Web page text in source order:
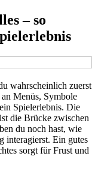
– so
wahrscheinlich zuerst
Menüs, Symbole
Spielerlebnis. Die
die Brücke zwischen
du noch hast, wie
interagierst. Ein gutes
sorgt für Frust und